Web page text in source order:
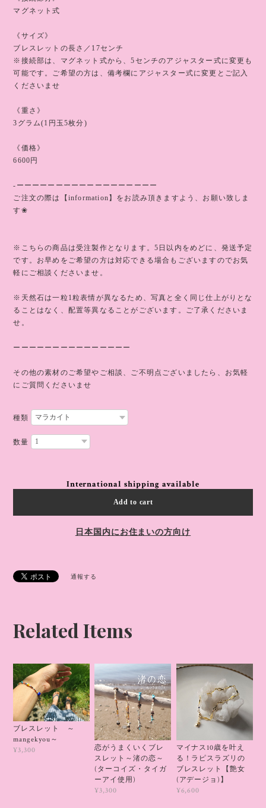
マグネット式
《サイズ》
ブレスレットの長さ／17センチ
※接続部は、マグネット式から、5センチのアジャスター式に変更も
可能です。ご希望の方は、備考欄にアジャスター式に変更とご記入
くださいませ
《重さ》
3グラム(1円玉5枚分)
《価格》
6600円
-ーーーーーーーーーーーーーーーーーー
ご注文の際は【information】をお読み頂きますよう、お願い致しま
す❀
※こちらの商品は受注製作となります。5日以内をめどに、発送予定
です。お早めをご希望の方は対応できる場合もございますのでお気
軽にご相談くださいませ。
※天然石は一粒1粒表情が異なるため、写真と全く同じ仕上がりとな
ることはなく、配置等異なることがございます。ご了承くださいま
せ。
ーーーーーーーーーーーーーーー
その他の素材のご希望やご相談、ご不明点ございましたら、お気軽
にご質問くださいませ
種類
数量
International shipping available
Add to cart
日本国内にお住まいの方向け
通報する
Related Items
ブレスレット ～
mangekyou～
¥3,300
恋がうまくいくブレ
スレット～渚の恋～
(ターコイズ・タイガ
ーアイ使用)
¥3,300
マイナス10歳を叶え
る！ラピスラズリの
ブレスレット【艶女
(アデージョ)】
¥6,600